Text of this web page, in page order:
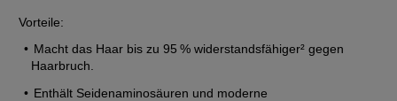
Vorteile:
Macht das Haar bis zu 95 % widerstandsfähiger² gegen
Haarbruch.
Enthält Seidenaminosäuren und moderne